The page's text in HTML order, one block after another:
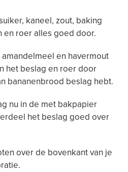
kaneel, zout, baking
en roer alles goed door.
en havermout
het beslag en roer door
bananenbrood beslag hebt.
nu in de met bakpapier
het beslag goed over
over de bovenkant van je